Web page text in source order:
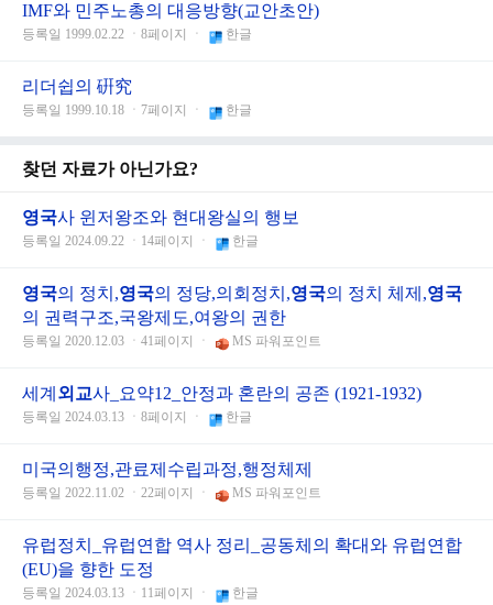
IMF와 민주노총의 대응방향(교안초안)
등록일 1999.02.22 ㆍ8페이지 ㆍ 한글
리더쉽의 硏究
등록일 1999.10.18 ㆍ7페이지 ㆍ 한글
찾던 자료가 아닌가요?
영국사 윈저왕조와 현대왕실의 행보
등록일 2024.09.22 ㆍ14페이지 ㆍ 한글
영국의 정치,영국의 정당,의회정치,영국의 정치 체제,영국
의 권력구조,국왕제도,여왕의 권한
등록일 2020.12.03 ㆍ41페이지 ㆍ MS 파워포인트
세계 외교사_요약12_안정과 혼란의 공존 (1921-1932)
등록일 2024.03.13 ㆍ8페이지 ㆍ 한글
미국의행정,관료제수립과정,행정체제
등록일 2022.11.02 ㆍ22페이지 ㆍ MS 파워포인트
유럽정치_유럽연합 역사 정리_공동체의 확대와 유럽연합
(EU)을 향한 도정
등록일 2024.03.13 ㆍ11페이지 ㆍ 한글